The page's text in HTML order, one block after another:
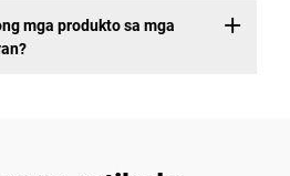
mga produkto sa mga